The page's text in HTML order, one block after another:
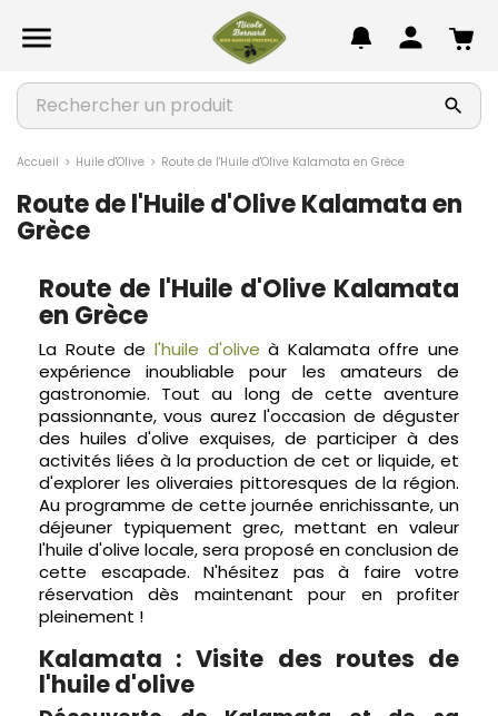

chevron_leftAutour de l'olive
TOUT VOIR chevron_right
Huiles d’olive chevron_right
Olives et préparations chevron_right
Recettes gourmandes chevron_right
chevron_leftApéritif
TOUT VOIR chevron_right
Charcuteries chevron_right
Limonades chevron_right
chevron_right
chevron_leftEpicerie salée
TOUT VOIR chevron_right
Accompagnements chevron_right
Plats cuisinés chevron_right
Sauces & Condiments chevron_right
Soupes chevron_right
chevron_leftDouceurs sucrées
TOUT VOIR chevron_right
Biscuits & Desserts chevron_right
Chocolats chevron_right
chevron_right
chevron_leftConfitures
TOUT VOIR chevron_right
Confitures chevron_right
Gelées chevron_right
chevron_right
chevron_leftBeauté & Bien-être
TOUT VOIR chevron_right
Bougies Parfumées chevron_right
Compléments alimentaires chevron_right
Cosmétiques Provençaux chevron_right
chevron_leftIdées Cadeaux & Coffrets
TOUT VOIR chevron_right
Coffrets Cadeaux chevron_right
Idées Cadeaux chevron_right
Accueil Huile d'Olive Route de l'Huile d'Olive Kalamata en Grèce
Route de l'Huile d'Olive Kalamata en
Grèce
Route de l'Huile d'Olive Kalamata
en Grèce
La Route de l'huile d'olive à Kalamata offre une
expérience inoubliable pour les amateurs de
gastronomie. Tout au long de cette aventure
passionnante, vous aurez l'occasion de déguster
des huiles d'olive exquises, de participer à des
activités liées à la production de cet or liquide, et
d'explorer les oliveraies pittoresques de la région.
Au programme de cette journée enrichissante, un
déjeuner typiquement grec, mettant en valeur
l'huile d'olive locale, sera proposé en conclusion de
cette escapade. N'hésitez pas à faire votre
réservation dès maintenant pour en profiter
pleinement !
Kalamata : Visite des routes de
l'huile d'olive